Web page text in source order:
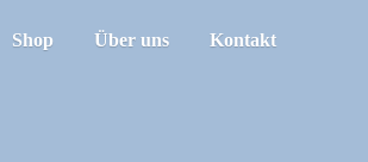
Shop Über uns Kontakt